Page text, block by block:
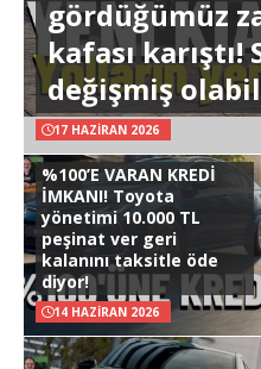
gördüğümüz
kafası
değişmiş
17 HAZIRAN 2026
%100’E VARAN KREDİ
İMKANI! Toyota
yönetimi 10.000 TL
peşinat ver geri
kalanını taksitle öde
diyor!
14 HAZIRAN 2026